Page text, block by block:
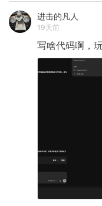
进击的凡人
19天前
写啥代码啊，